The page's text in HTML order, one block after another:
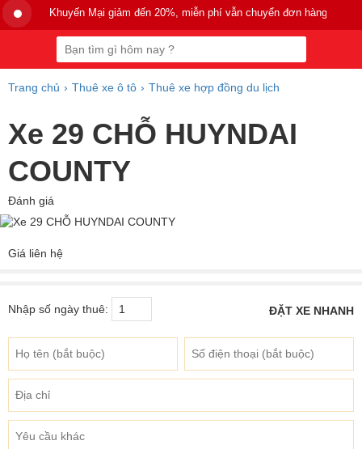
Khuyến Mại giảm đến 20%, miễn phí vẫn chuyển đơn hàng >200k.
Trang chủ Thuê xe ô tô Thuê xe hợp đồng du lịch
Xe 29 CHỖ HUYNDAI
COUNTY
Đánh giá
Giá liên hệ
Nhập số ngày thuê: ĐẶT XE NHANH